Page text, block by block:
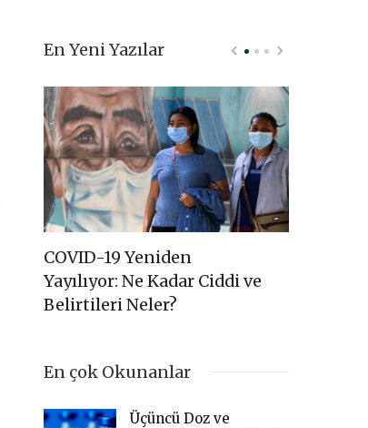
En Yeni Yazılar
COVID-19 Yeniden
Yayılıyor: Ne Kadar Ciddi ve
Belirtileri Neler?
En çok Okunanlar
Üçüncü Doz ve